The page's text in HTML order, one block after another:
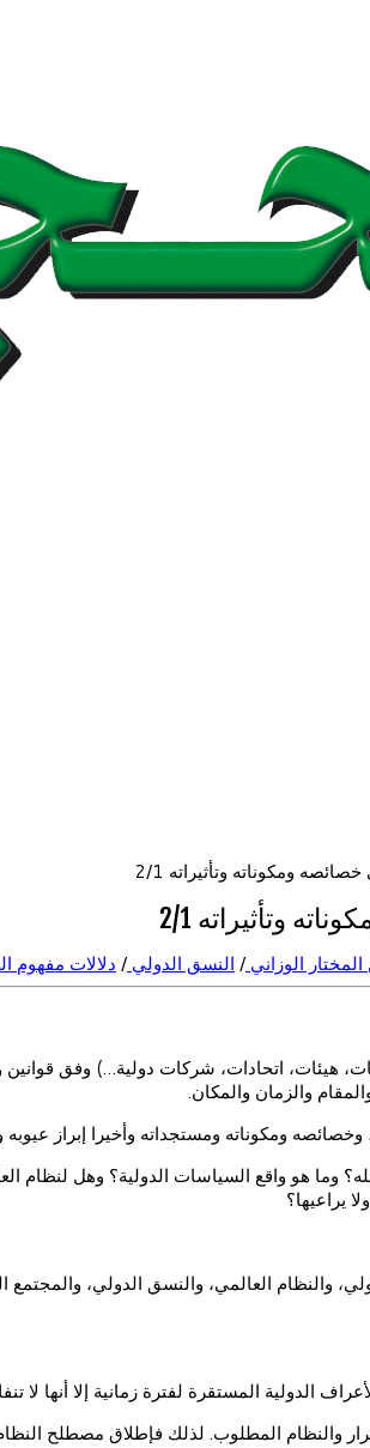
ومكوناته وتأثيراته 2/1
وتأثيراته 2/1
الوزاني / النسق الدولي / دلالات مفهوم
هيئات، اتحادات، شركات دولية…) وفق
والزمان والمكان.
ومكوناته ومستجداته وأخيرا إبراز عيوبه
هو واقع السياسات الدولية؟ وهل لنظام
يراعيها؟
والنظام العالمي، والنسق الدولي، والمجتمع
الدولية المستقرة لفترة زمانية إلا أنها
والنظام المطلوب. لذلك فإطلاق مصطلح